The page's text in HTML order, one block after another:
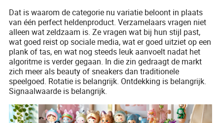
Dat is waarom de categorie nu variatie beloont in plaats
van één perfect heldenproduct. Verzamelaars vragen niet
alleen wat zeldzaam is. Ze vragen wat bij hun stijl past,
wat goed reist op sociale media, wat er goed uitziet op een
plank of tas, en wat nog steeds leuk aanvoelt nadat het
algoritme is verder gegaan. In die zin gedraagt de markt
zich meer als beauty of sneakers dan traditionele
speelgoed. Rotatie is belangrijk. Ontdekking is belangrijk.
Signaalwaarde is belangrijk.